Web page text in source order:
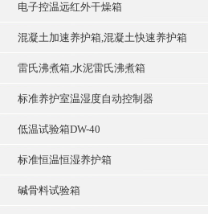
电子控温远红外干燥箱
混凝土加速养护箱,混凝土快速养护箱
雷氏沸煮箱,水泥雷氏沸煮箱
标准养护室温湿度自动控制器
低温试验箱DW-40
标准恒温恒湿养护箱
碱骨料试验箱